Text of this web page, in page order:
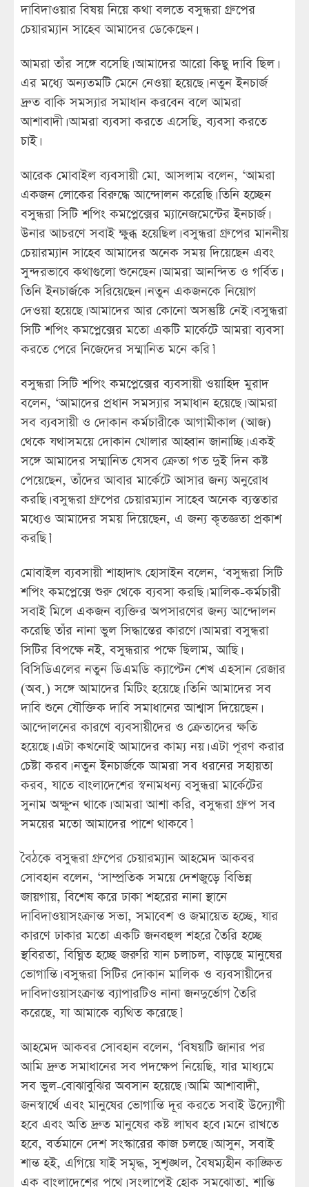
দাবিদাওয়ার বিষয় নিয়ে কথা বলতে বসুন্ধরা গ্রুপের
চেয়ারম্যান সাহেব আমাদের ডেকেছেন।
আমরা তাঁর সঙ্গে বসেছি। আমাদের আরো কিছু দাবি ছিল।
এর মধ্যে অন্যতমটি মেনে নেওয়া হয়েছে। নতুন ইনচার্জ
দ্রুত বাকি সমস্যার সমাধান করবেন বলে আমরা
আশাবাদী। আমরা ব্যবসা করতে এসেছি, ব্যবসা করতে
চাই।
আরেক মোবাইল ব্যবসায়ী মো. আসলাম বলেন, ‘আমরা
একজন লোকের বিরুদ্ধে আন্দোলন করেছি। তিনি হচ্ছেন
বসুন্ধরা সিটি শপিং কমপ্লেক্সের ম্যানেজমেন্টের ইনচার্জ।
উনার আচরণে সবাই ক্ষুব্ধ হয়েছিল। বসুন্ধরা গ্রুপের মাননীয়
চেয়ারম্যান সাহেব আমাদের অনেক সময় দিয়েছেন এবং
সুন্দরভাবে কথাগুলো শুনেছেন। আমরা আনন্দিত ও গর্বিত।
তিনি ইনচার্জকে সরিয়েছেন। নতুন একজনকে নিয়োগ
দেওয়া হয়েছে। আমাদের আর কোনো অসন্তুষ্টি নেই। বসুন্ধরা
সিটি শপিং কমপ্লেক্সের মতো একটি মার্কেটে আমরা ব্যবসা
করতে পেরে নিজেদের সম্মানিত মনে করি।’
বসুন্ধরা সিটি শপিং কমপ্লেক্সের ব্যবসায়ী ওয়াহিদ মুরাদ
বলেন, ‘আমাদের প্রধান সমস্যার সমাধান হয়েছে। আমরা
সব ব্যবসায়ী ও দোকান কর্মচারীকে আগামীকাল (আজ)
থেকে যথাসময়ে দোকান খোলার আহ্বান জানাচ্ছি। একই
সঙ্গে আমাদের সম্মানিত যেসব ক্রেতা গত দুই দিন কষ্ট
পেয়েছেন, তাঁদের আবার মার্কেটে আসার জন্য অনুরোধ
করছি। বসুন্ধরা গ্রুপের চেয়ারম্যান সাহেব অনেক ব্যস্ততার
মধ্যেও আমাদের সময় দিয়েছেন, এ জন্য কৃতজ্ঞতা প্রকাশ
করছি।’
মোবাইল ব্যবসায়ী শাহাদাৎ হোসাইন বলেন, ‘বসুন্ধরা সিটি
শপিং কমপ্লেক্সে শুরু থেকে ব্যবসা করছি। মালিক-কর্মচারী
সবাই মিলে একজন ব্যক্তির অপসারণের জন্য আন্দোলন
করেছি তাঁর নানা ভুল সিদ্ধান্তের কারণে। আমরা বসুন্ধরা
সিটির বিপক্ষে নই, বসুন্ধরার পক্ষে ছিলাম, আছি।
বিসিডিএলের নতুন ডিএমডি ক্যাপ্টেন শেখ এহসান রেজার
(অব.) সঙ্গে আমাদের মিটিং হয়েছে। তিনি আমাদের সব
দাবি শুনে যৌক্তিক দাবি সমাধানের আশ্বাস দিয়েছেন।
আন্দোলনের কারণে ব্যবসায়ীদের ও ক্রেতাদের ক্ষতি
হয়েছে। এটা কখনোই আমাদের কাম্য নয়। এটা পূরণ করার
চেষ্টা করব। নতুন ইনচার্জকে আমরা সব ধরনের সহায়তা
করব, যাতে বাংলাদেশের স্বনামধন্য বসুন্ধরা মার্কেটের
সুনাম অক্ষুণ্ন থাকে। আমরা আশা করি, বসুন্ধরা গ্রুপ সব
সময়ের মতো আমাদের পাশে থাকবে।’
বৈঠকে বসুন্ধরা গ্রুপের চেয়ারম্যান আহমেদ আকবর
সোবহান বলেন, ‘সাম্প্রতিক সময়ে দেশজুড়ে বিভিন্ন
জায়গায়, বিশেষ করে ঢাকা শহরের নানা স্থানে
দাবিদাওয়াসংক্রান্ত সভা, সমাবেশ ও জমায়েত হচ্ছে, যার
কারণে ঢাকার মতো একটি জনবহুল শহরে তৈরি হচ্ছে
স্থবিরতা, বিঘ্নিত হচ্ছে জরুরি যান চলাচল, বাড়ছে মানুষের
ভোগান্তি। বসুন্ধরা সিটির দোকান মালিক ও ব্যবসায়ীদের
দাবিদাওয়াসংক্রান্ত ব্যাপারটিও নানা জনদুর্ভোগ তৈরি
করেছে, যা আমাকে ব্যথিত করেছে।’
আহমেদ আকবর সোবহান বলেন, ‘বিষয়টি জানার পর
আমি দ্রুত সমাধানের সব পদক্ষেপ নিয়েছি, যার মাধ্যমে
সব ভুল-বোঝাবুঝির অবসান হয়েছে। আমি আশাবাদী,
জনস্বার্থে এবং মানুষের ভোগান্তি দূর করতে সবাই উদ্যোগী
হবে এবং অতি দ্রুত মানুষের কষ্ট লাঘব হবে। মনে রাখতে
হবে, বর্তমানে দেশ সংস্কারের কাজ চলছে। আসুন, সবাই
শান্ত হই, এগিয়ে যাই সমৃদ্ধ, সুশৃঙ্খল, বৈষম্যহীন কাঙ্ক্ষিত
এক বাংলাদেশের পথে। সংলাপেই হোক সমঝোতা, শান্তি